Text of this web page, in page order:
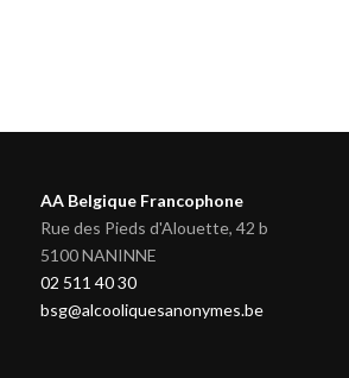
AA Belgique Francophone
Rue des Pieds d'Alouette, 42 b
5100 NANINNE
02 511 40 30
bsg@alcooliquesanonymes.be